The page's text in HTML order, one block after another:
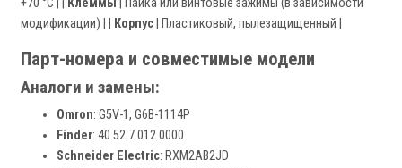
+70 °C | |
Клеммы | Пайка или винтовые зажимы (в зависимости
модификации) | |
Корпус | Пластиковый, пылезащищенный |
Парт-номера и совместимые модели
Аналоги и замены:
Omron: G5V-1, G6B-1114P
Finder: 40.52.7.012.0000
Schneider Electric: RXM2AB2JD